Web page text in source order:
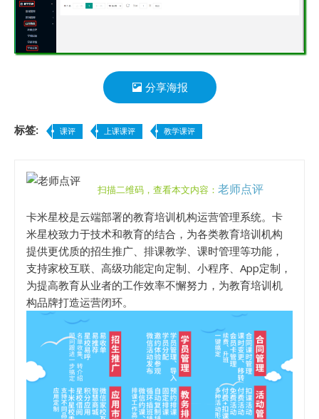
分享海报
标签: 课评 上课课评 教学课评
扫描二维码，查看本文内容： 老师点评
卡米星校是云端部署的教育培训机构运营管理系统。卡
米星校致力于技术和教育的结合，为各类教育培训机构
提供更优质的招生推广、排课教学、课时管理等功能，
支持家校互联、高级功能定向定制、小程序、App定制，
为提高教育从业者的工作效率不懈努力，为教育培训机
构品牌打造运营闭环。